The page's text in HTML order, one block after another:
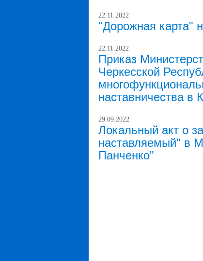
22.11.2022
"Дорожная карта"
22.11.2022
Приказ
Черкесской
наставничества в
29.09.2022
Локальный акт о
наставляемый" в
Панченко"